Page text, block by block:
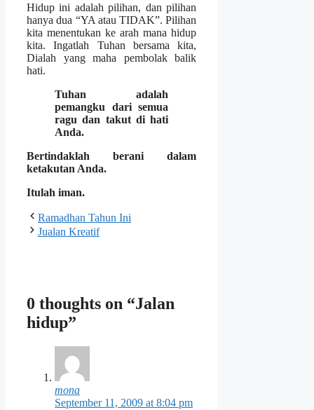
Hidup ini adalah pilihan, dan pilihan
hanya dua “YA atau TIDAK”. Pilihan
kita menentukan ke arah mana hidup
kita. Ingatlah Tuhan bersama kita,
Dialah yang maha pembolak balik
hati.
Tuhan adalah
pemangku dari semua
ragu dan takut di hati
Anda.
Bertindaklah berani dalam
ketakutan Anda.
Itulah iman.
Ramadhan Tahun Ini
Jualan Kreatif
0 thoughts on “Jalan
hidup”
mona
September 11, 2009 at 8:04 pm